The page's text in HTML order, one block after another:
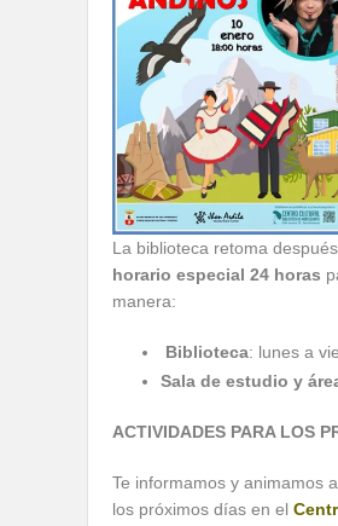
La biblioteca retoma
horario especial 24 horas
manera:
Biblioteca: lunes a
Sala de estudio y
ACTIVIDADES PARA LOS
Te informamos y animamos
los próximos días en el